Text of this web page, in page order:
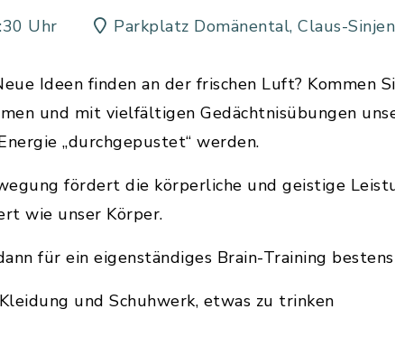
Uhr Parkplatz Domänental, Claus-
Ideen finden an der frischen Luft? Kommen
und mit vielfältigen Gedächtnisübungen
„durchgepustet“ werden.
fördert die körperliche und geistige
wie unser Körper.
für ein eigenständiges Brain-Training
und Schuhwerk, etwas zu trinken